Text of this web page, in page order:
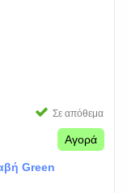
Σε απόθεμα
Αγορά
Green